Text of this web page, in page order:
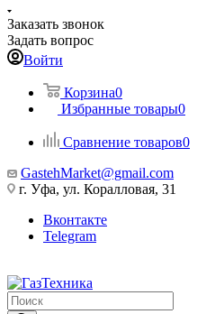
Заказать звонок
Задать вопрос
Войти
Корзина0
Избранные товары0
Сравнение товаров0
GastehMarket@gmail.com
г. Уфа, ул. Коралловая, 31
Вконтакте
Telegram